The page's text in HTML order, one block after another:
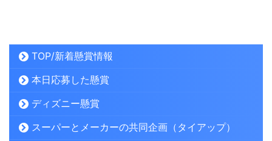
TOP/新着懸賞情報
本日応募した懸賞
ディズニー懸賞
スーパーとメーカーの共同企画（タイアップ）